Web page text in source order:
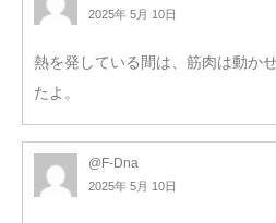
2025年 5月 10日
熱を発している間は、筋肉は動か
たよ。
@F-Dna
2025年 5月 10日